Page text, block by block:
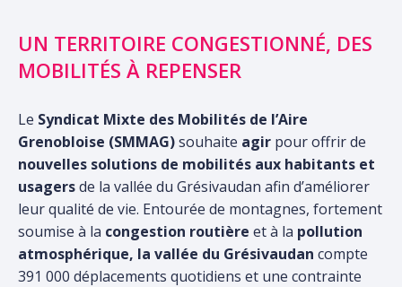
UN TERRITOIRE CONGESTIONNÉ, DES
MOBILITÉS À REPENSER
Le Syndicat Mixte des Mobilités de l’Aire
Grenobloise (SMMAG)souhaite agir pour offrir de
nouvelles solutions de mobilités aux habitants et
usagersde la vallée du Grésivaudan afin d’améliorer
leur qualité de vie. Entourée de montagnes, fortement
soumise à la congestion routière et à la pollution
atmosphérique, la vallée du Grésivaudan compte
391 000 déplacements quotidiens et une contrainte